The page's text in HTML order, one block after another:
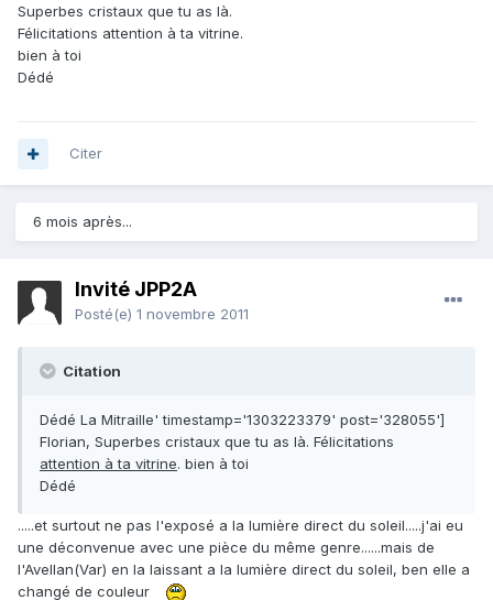
Superbes cristaux que tu as là.
Félicitations attention à ta vitrine.
bien à toi
Dédé
Citer
6 mois après...
Invité JPP2A
Posté(e) 1 novembre 2011
Citation
Dédé La Mitraille' timestamp='1303223379' post='328055']
Florian, Superbes cristaux que tu as là. Félicitations
attention à ta vitrine. bien à toi
Dédé
.....et surtout ne pas l'exposé a la lumière direct du soleil.....j'ai eu
une déconvenue avec une pièce du même genre......mais de
l'Avellan(Var) en la laissant a la lumière direct du soleil, ben elle a
changé de couleur